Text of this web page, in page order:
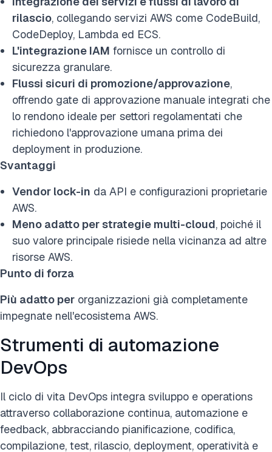
rilascio, collegando servizi AWS come CodeBuild,
CodeDeploy, Lambda ed ECS.
L'integrazione IAM fornisce un controllo di
sicurezza granulare.
Flussi sicuri di promozione/approvazione,
offrendo gate di approvazione manuale integrati che
lo rendono ideale per settori regolamentati che
richiedono l'approvazione umana prima dei
deployment in produzione.
Svantaggi
Vendor lock-in da API e configurazioni proprietarie
AWS.
Meno adatto per strategie multi-cloud, poiché il
suo valore principale risiede nella vicinanza ad altre
risorse AWS.
Punto di forza
Più adatto per organizzazioni già completamente
impegnate nell'ecosistema AWS.
Strumenti di automazione
DevOps
Il ciclo di vita DevOps integra sviluppo e operations
attraverso collaborazione continua, automazione e
feedback, abbracciando pianificazione, codifica,
compilazione, test, rilascio, deployment, operatività e